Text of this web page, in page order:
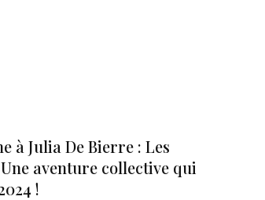
à Julia De Bierre : Les
aventure collective qui
!